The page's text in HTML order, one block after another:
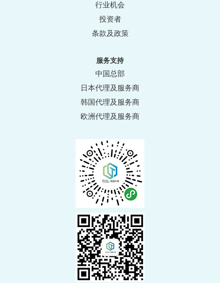
行业机会
投资者
条款及政策
服务支持
中国总部
日本代理及服务商
韩国代理及服务商
欧洲代理及服务商